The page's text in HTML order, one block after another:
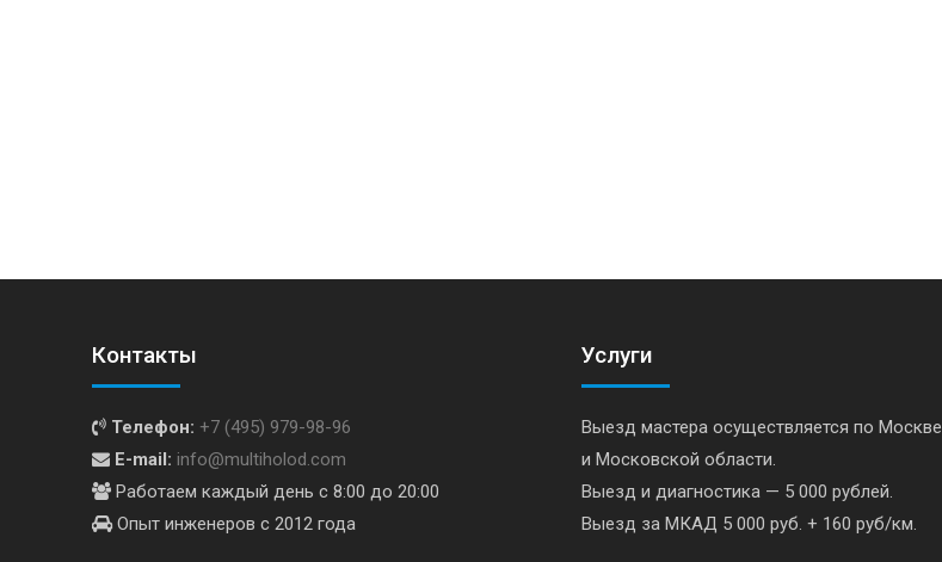
Контакты
Телефон: +7 (495) 979-98-96
E-mail: info@multiholod.com
Работаем каждый день с 8:00 до 20:00
Опыт инженеров с 2012 года
Услуги
Выезд мастера осуществляется по Москве
и Московской области.
Выезд и диагностика — 5 000 рублей.
Выезд за МКАД 5 000 руб. + 160 руб/км.